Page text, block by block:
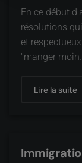
En ce début
résolutions
et
"manger
Lire la suite